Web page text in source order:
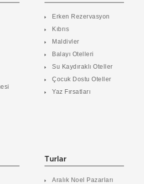
Erken Rezervasyon
Kıbrıs
Maldivler
Balayı Otelleri
Su Kaydıraklı Oteller
Çocuk Dostu Oteller
Yaz Fırsatları
Turlar
Aralık Noel Pazarları